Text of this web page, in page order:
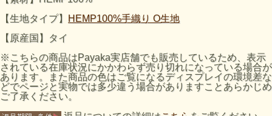
【生地タイプ】
HEMP100%手織り O生地
【原産国】タイ
※こちらの商品はPayaka実店舗でも販売しているため、表示
されている在庫状況にかかわらず売り切れになっている場合が
あります。また商品の色はご覧になるディスプレイの環境差な
どでページと実物では多少違う場合がありますことあらかじめ
ご了承ください。